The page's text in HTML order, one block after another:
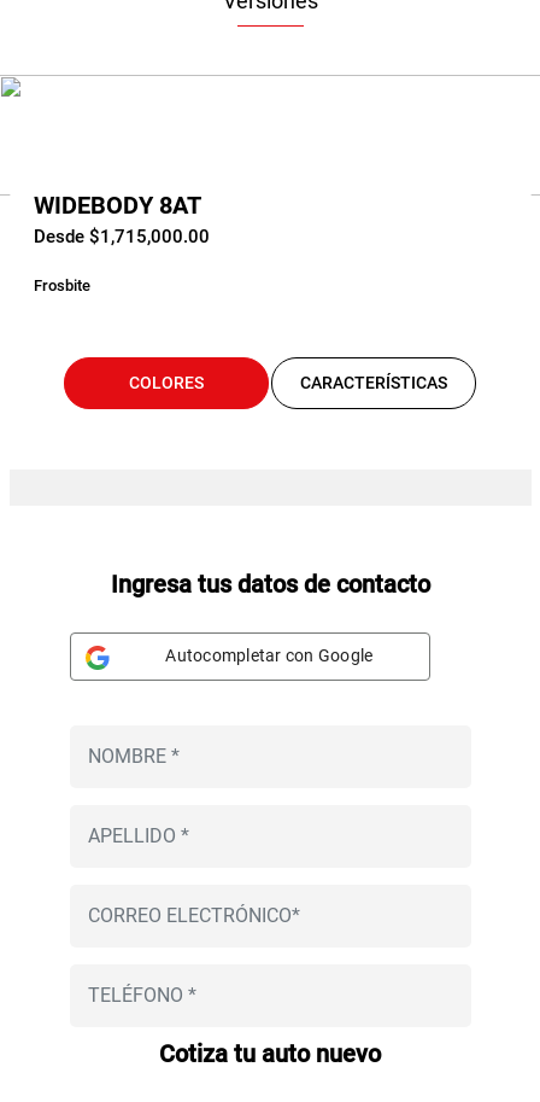
WIDEBODY 8AT
Desde $1,715,000.00
Frosbite
COLORES CARACTERÍSTICAS
Ingresa tus datos de contacto
Autocompletar con Google
Cotiza tu auto nuevo